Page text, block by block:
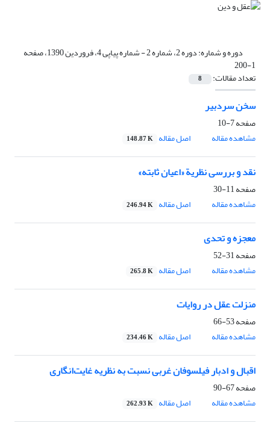
دوره و شماره: دوره 2، شماره 2 - شماره پیاپی 4، فروردین 1390، صفحه
1-200
تعداد مقالات: 8
سخن سردبیر
صفحه7-10
مشاهده مقاله
اصل مقاله 148.87 K
نقد و بررسی نظریة «اعیان ثابته»
صفحه11-30
مشاهده مقاله
اصل مقاله 246.94 K
معجزه و تحدی
صفحه31-52
مشاهده مقاله
اصل مقاله 265.8 K
منزلت عقل در روایات
صفحه53-66
مشاهده مقاله
اصل مقاله 234.46 K
اقبال و ادبار فیلسوفان غربی نسبت به نظریه غایت‌انگاری
صفحه67-90
مشاهده مقاله
اصل مقاله 262.93 K